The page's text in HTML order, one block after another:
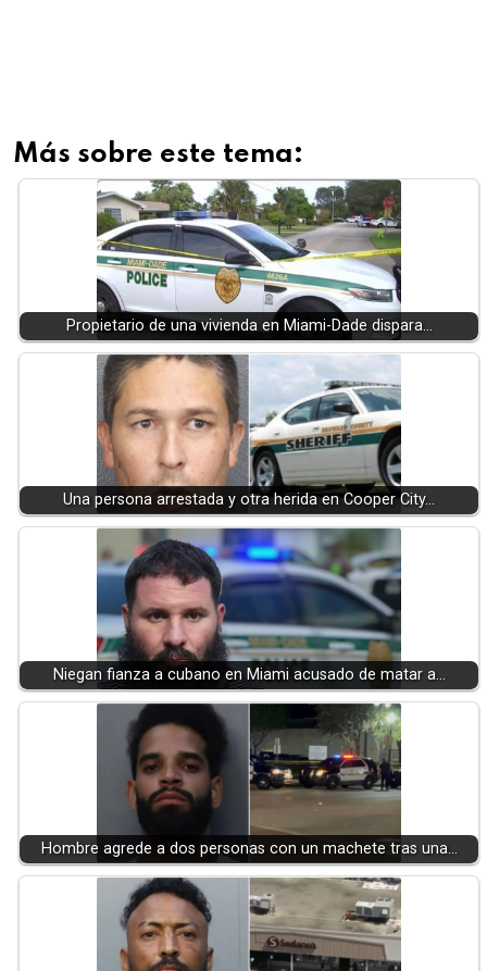
Más sobre este tema:
Propietario de una vivienda en Miami-Dade dispara…
Una persona arrestada y otra herida en Cooper City…
Niegan fianza a cubano en Miami acusado de matar a…
Hombre agrede a dos personas con un machete tras una…